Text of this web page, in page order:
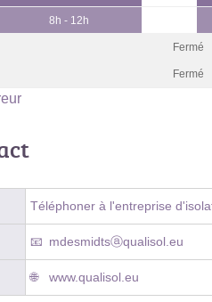
8h - 12h
Fermé
Fermé
Téléphoner à l'entreprise
mdesmidtsⓐqualisol.eu
www.qualisol.eu